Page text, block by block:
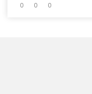
0
0 0